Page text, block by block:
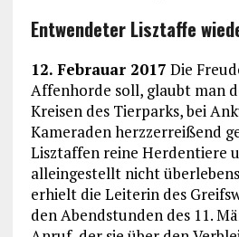
Entwendeter Lisztaffe
12. Febrauar 2017 Die
Affenhorde soll, glaubt man
Kreisen des Tierparks, bei
Kameraden herzzerreißend
Lisztaffen reine Herdentiere
alleingestellt nicht
erhielt die Leiterin des
den Abendstunden des 11.